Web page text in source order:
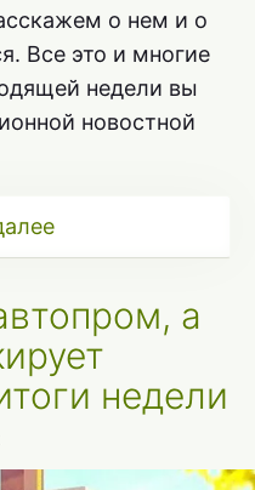
о нем и о
Все это и многие
недели вы
новостной
а
недели